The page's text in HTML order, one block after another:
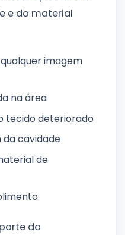
e do material
imagem
na área
tecido deteriorado
da cavidade
de
do